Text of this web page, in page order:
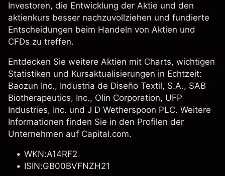
Investoren, die Entwicklung der Aktie und den
aktienkurs besser nachzuvollziehen und fundierte
Entscheidungen beim Handeln von Aktien und
CFDs zu treffen.
Entdecken Sie weitere Aktien mit Charts, wichtigen
Statistiken und Kursaktualisierungen in Echtzeit:
Baozun Inc., Industria de Diseño Textil, S.A., SAB
Biotherapeutics, Inc., Olin Corporation, UFP
Industries, Inc. und J D Wetherspoon PLC. Weitere
Informationen finden Sie in den Profilen der
Unternehmen auf Capital.com.
WKN:A14RF2
ISIN:GB00BVFNZH21